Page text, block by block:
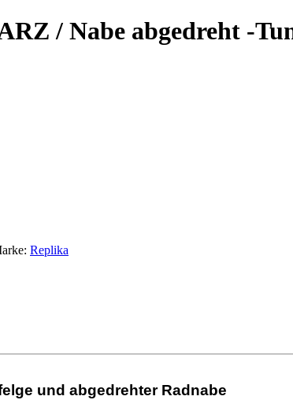
/ Nabe abgedreht -
Replika
und abgedrehter Radnabe